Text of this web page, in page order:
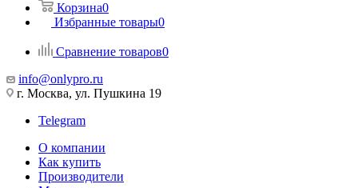
Корзина0
Избранные товары0
Сравнение товаров0
info@onlypro.ru
г. Москва, ул. Пушкина 19
Telegram
О компании
Как купить
Производители